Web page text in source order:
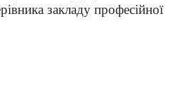
закладу професійної